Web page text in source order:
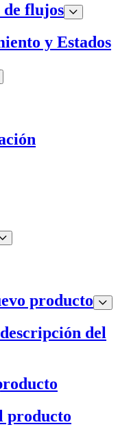
flujos
y Estados
producto
del
producto